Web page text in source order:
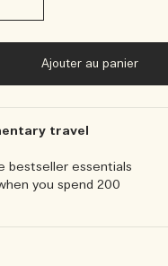
Ajouter au panier
travel
bestseller essentials
you spend 200